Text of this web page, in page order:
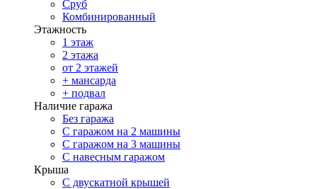
Сруб
Комбинированный
Этажность
1 этаж
2 этажа
от 2 этажей
+ мансарда
+ подвал
Наличие гаража
Без гаража
С гаражом на 2 машины
С гаражом на 3 машины
С навесным гаражом
Крыша
С двускатной крышей